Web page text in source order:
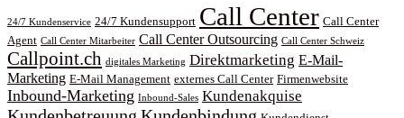
24/7 Kundenservice 24/7 Kundensupport Call Center Call Center
Agent Call Center Mitarbeiter Call Center Outsourcing Call Center Schweiz
Callpoint.ch digitales Marketing Direktmarketing E-Mail-
Marketing E-Mail Management externes Call Center Firmenwebsite
Inbound-Marketing Inbound-Sales Kundenakquise